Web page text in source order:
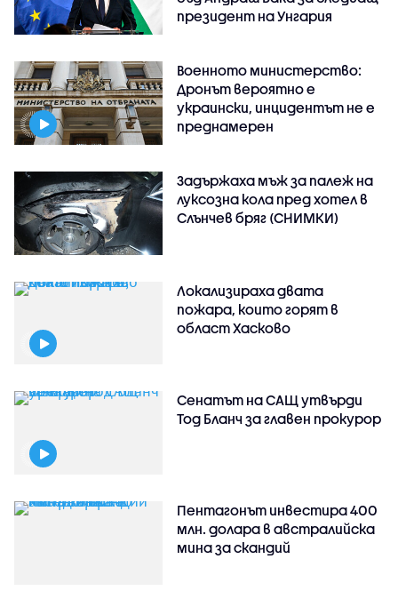
президент на Унгария
Военното министерство:
Дронът вероятно е
украински, инцидентът не е
преднамерен
Задържаха мъж за палеж на
луксозна кола пред хотел в
Слънчев бряг (СНИМКИ)
Локализираха двата
пожара, които горят в
област Хасково
Сенатът на САЩ утвърди
Тод Бланч за главен прокурор
Пентагонът инвестира 400
млн. долара в австралийска
мина за скандий